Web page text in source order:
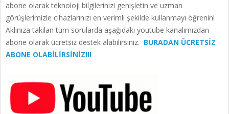
abone olarak teknoloji bilgilerinizi genişletin ve uzman
görüşlerimizle cihazlarınızı en verimli şekilde kullanmayı öğrenin!
Aklınıza takılan tüm sorularda aşağıdaki youtube kanalımızdan
abone olarak ücretsiz destek alabilirsiniz. BURADAN ÜCRETSİZ
ABONE OLABİLİRSİNİZ!!!